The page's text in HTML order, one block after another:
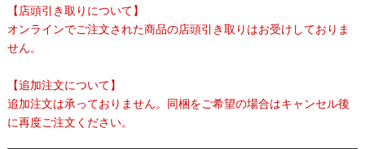
【店頭引き取りについて】
オンラインでご注文された商品の店頭引き取りはお受けしておりま
せん。
【追加注文について】
追加注文は承っておりません。同梱をご希望の場合はキャンセル後
に再度ご注文ください。